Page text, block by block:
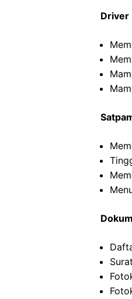
Driver